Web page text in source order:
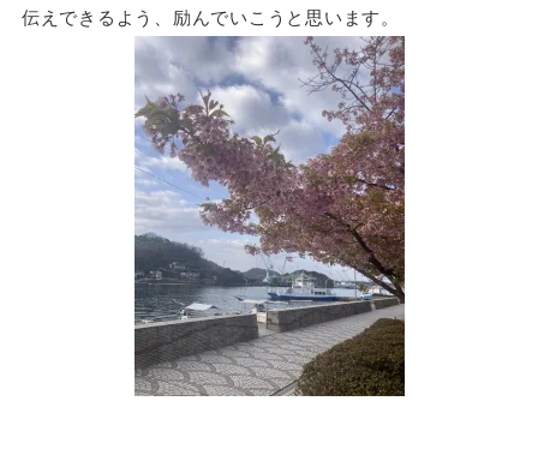
伝えできるよう、励んでいこうと思います。